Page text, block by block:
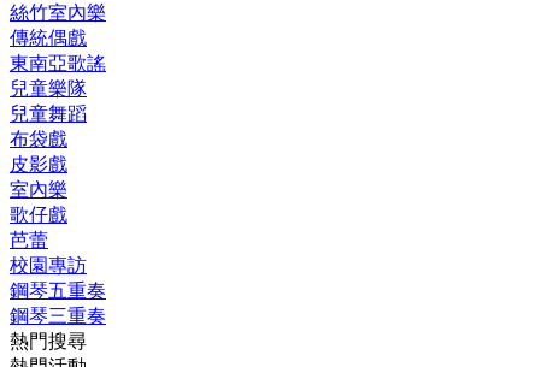
絲竹室內樂
傳統偶戲
東南亞歌謠
兒童樂隊
兒童舞蹈
布袋戲
皮影戲
室內樂
歌仔戲
芭蕾
校園專訪
鋼琴五重奏
鋼琴三重奏
熱門搜尋